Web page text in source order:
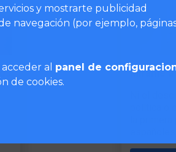
Mírame a
Ni el
política o
la
manifiesto
y mostrarte publicidad
navegación (por ejemplo,
al panel de
de cookies.